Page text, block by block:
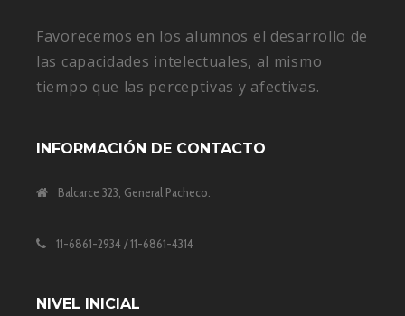
Favorecemos en los alumnos el desarrollo de
las capacidades intelectuales, al mismo
tiempo que las perceptivas y afectivas.
INFORMACIÓN DE CONTACTO
Balcarce 323, General Pacheco.
11-6861-2934 / 11-6861-4314
NIVEL INICIAL